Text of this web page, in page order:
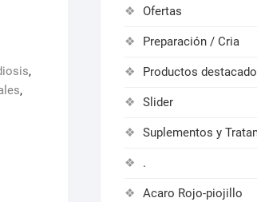
,
,
Ofertas
Preparación / Cria
Productos
Slider
Suplementos y
.
Acaro Rojo-piojillo